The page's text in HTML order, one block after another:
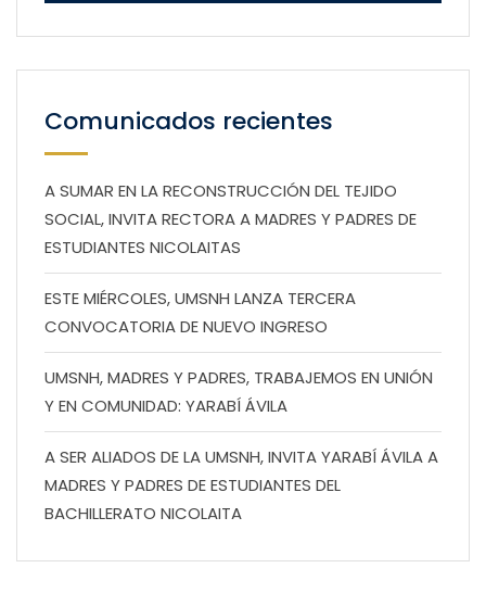
Comunicados recientes
A SUMAR EN LA RECONSTRUCCIÓN DEL TEJIDO
SOCIAL, INVITA RECTORA A MADRES Y PADRES DE
ESTUDIANTES NICOLAITAS
ESTE MIÉRCOLES, UMSNH LANZA TERCERA
CONVOCATORIA DE NUEVO INGRESO
UMSNH, MADRES Y PADRES, TRABAJEMOS EN UNIÓN
Y EN COMUNIDAD: YARABÍ ÁVILA
A SER ALIADOS DE LA UMSNH, INVITA YARABÍ ÁVILA A
MADRES Y PADRES DE ESTUDIANTES DEL
BACHILLERATO NICOLAITA